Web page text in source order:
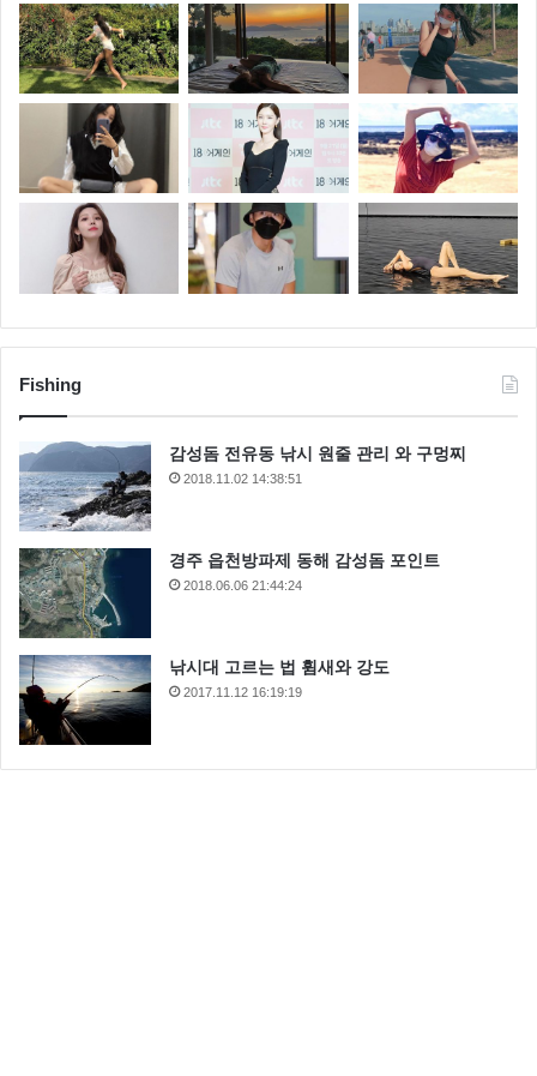
Fishing
감성돔 전유동 낚시 원줄 관리 와 구멍찌
2018.11.02 14:38:51
경주 읍천방파제 동해 감성돔 포인트
2018.06.06 21:44:24
낚시대 고르는 법 휨새와 강도
2017.11.12 16:19:19